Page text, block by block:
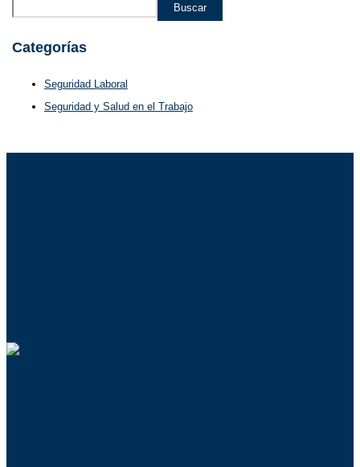
Buscar
Categorías
Seguridad Laboral
Seguridad y Salud en el Trabajo